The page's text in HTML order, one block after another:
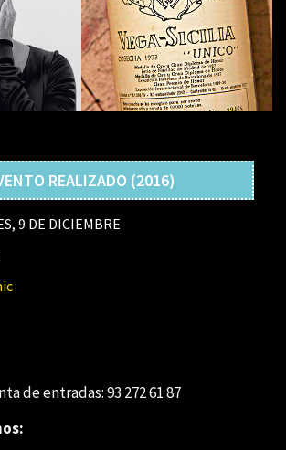
REALIZADO (2016)
9 DE DICIEMBRE
de entradas: 93 272 61 87